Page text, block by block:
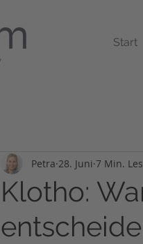
Start
Klotho:
Petra 28. Juni 7 Min.